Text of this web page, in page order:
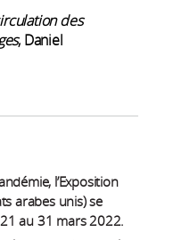
des
, Daniel
l’Exposition
arabes unis) se
au 31 mars 2022.